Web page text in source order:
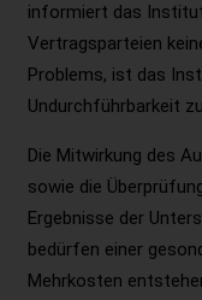
informiert das
Vertragsparteien
Problems, ist das
Undurchführbarkeit
Die Mitwirkung des
sowie die
Ergebnisse der
bedürfen einer
Mehrkosten